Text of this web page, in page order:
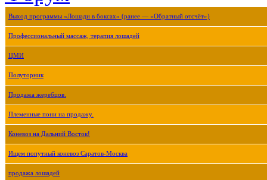
Выход программы «Лошади в боксах» (ранее — «Обратный отсчёт»)
Профессиональный массаж, терапия лошадей
ЦМИ
Полуторник
Продажа жеребцов.
Племенные пони на продажу.
Коневоз на Дальний Восток!
Ищем попутный коневоз Саратов-Москва
продажа лошадей